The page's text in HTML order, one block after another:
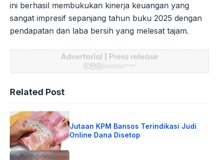
ini berhasil membukukan kinerja keuangan yang
sangat impresif sepanjang tahun buku 2025 dengan
pendapatan dan laba bersih yang melesat tajam.
Related Post
Jutaan KPM Bansos Terindikasi Judi
Online Dana Disetop